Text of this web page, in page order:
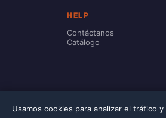
Usamos cookies para analizar el tráfico
HELP
Contáctanos
Catálogo
© 2026 Printec. Prices